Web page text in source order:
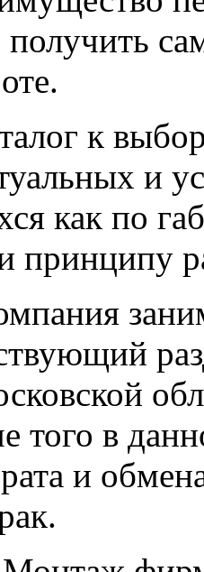
к
и
как по
принципу
того в
и